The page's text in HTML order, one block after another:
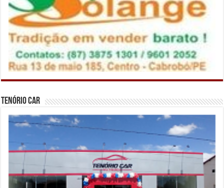
Tenório Car